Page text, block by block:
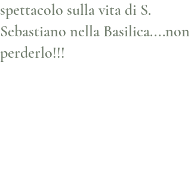
spettacolo sulla vita di S.
Sebastiano nella Basilica....non
perderlo!!!